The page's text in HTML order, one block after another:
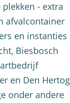
- extra
afvalcontainer
en instanties
Biesbosch
en Den Hertog
onder andere